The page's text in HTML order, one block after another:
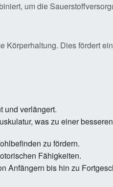
um die
Körperhaltung. Dies fördert
und verlängert.
was zu einer
zu fördern.
Fähigkeiten.
Anfängern bis hin zu